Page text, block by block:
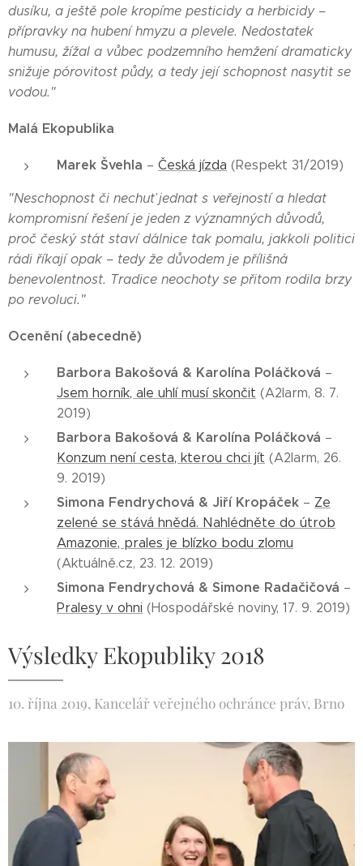
dusíku, a ještě pole kropíme pesticidy a herbicidy –
přípravky na hubení hmyzu a plevele. Nedostatek
humusu, žížal a vůbec podzemního hemžení dramaticky
snižuje pórovitost půdy, a tedy její schopnost nasytit se
vodou."
Malá Ekopublika
Marek Švehla – Česká jízda (Respekt 31/2019)
"Neschopnost či nechuť jednat s veřejností a hledat
kompromisní řešení je jeden z významných důvodů,
proč český stát staví dálnice tak pomalu, jakkoli politici
rádi říkají opak – tedy že důvodem je přílišná
benevolentnost. Tradice neochoty se přitom rodila brzy
po revoluci."
Ocenění (abecedně)
Barbora Bakošová & Karolína Poláčková –
Jsem horník, ale uhlí musí skončit (A2larm, 8. 7.
2019)
Barbora Bakošová & Karolína Poláčková –
Konzum není cesta, kterou chci jít (A2larm, 26.
9. 2019)
Simona Fendrychová & Jiří Kropáček – Ze
zelené se stává hnědá. Nahlédněte do útrob
Amazonie, prales je blízko bodu zlomu
(Aktuálně.cz, 23. 12. 2019)
Simona Fendrychová & Simone Radačičová –
Pralesy v ohni (Hospodářské noviny, 17. 9. 2019)
Výsledky Ekopubliky 2018
10. října 2019, Kancelář veřejného ochránce práv, Brno